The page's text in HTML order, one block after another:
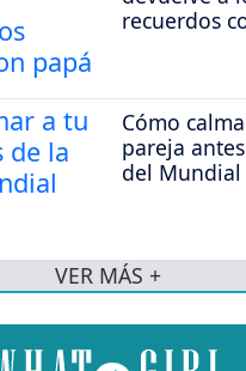
recuerdos
Cómo
pareja
del Mundial
VER MÁS +